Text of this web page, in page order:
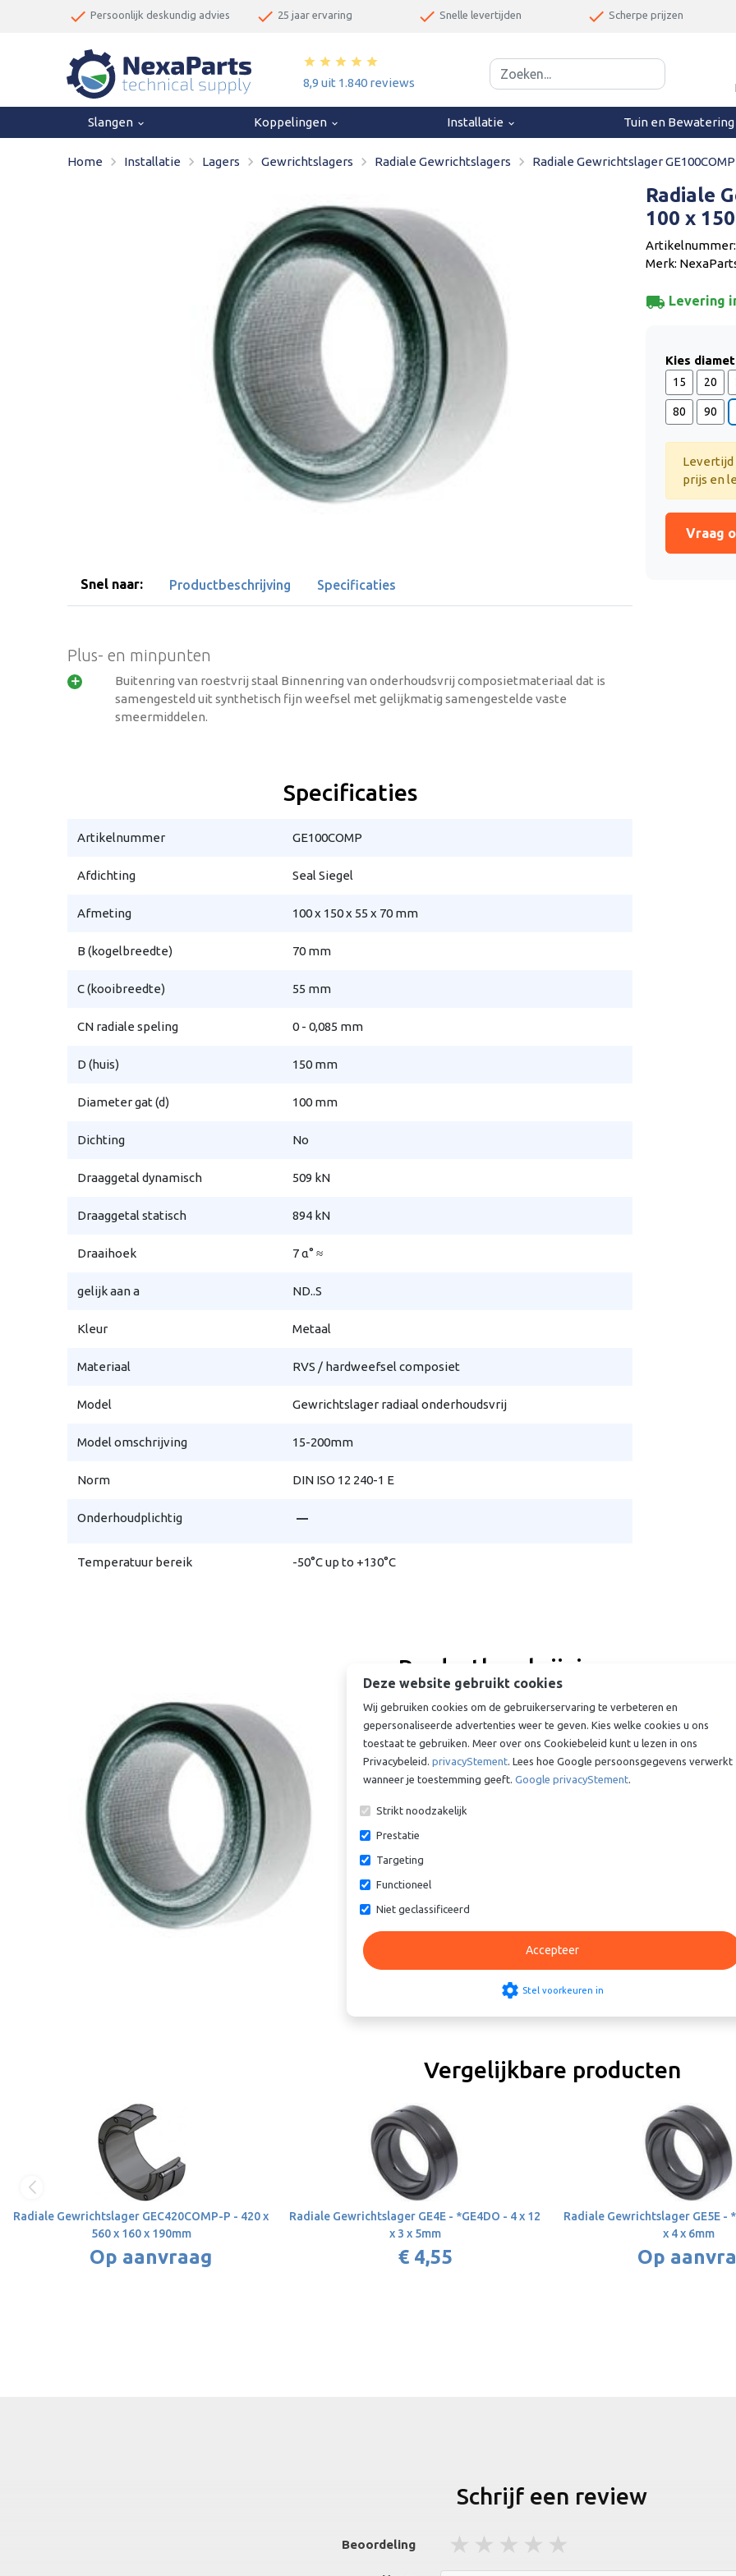
done Persoonlijk deskundig advies done 25 jaar ervaring done Snelle levertijden done Scherpe prijzen
star star star star star
8,9 uit 1.840 reviews
Slangen keyboard_arrow_down Koppelingen keyboard_arrow_down Installatie keyboard_arrow_down Tuin en Bewatering
Home navigate_next Installatie navigate_next Lagers navigate_next Gewrichtslagers navigate_next Radiale Gewrichtslagers navigate_next Radiale Gewrichtslager
Radiale
100 x
Artikelnummer:
Merk:
local_shipping Levering
Kies
15 20
80 90
Levertijd
prijs en
Vraag
Snel naar: Productbeschrijving Specificaties
Plus- en minpunten

Buitenring van roestvrij staal Binnenring van onderhoudsvrij composietmateriaal dat is
samengesteld uit synthetisch fijn weefsel met gelijkmatig samengestelde vaste
smeermiddelen.
Specificaties
Artikelnummer GE100COMP
Afdichting Seal Siegel
Afmeting 100 x 150 x 55 x 70 mm
B (kogelbreedte) 70 mm
C (kooibreedte) 55 mm
CN radiale speling 0 - 0,085 mm
D (huis) 150 mm
Diameter gat (d) 100 mm
Dichting No
Draaggetal dynamisch 509 kN
Draaggetal statisch 894 kN
Draaihoek 7 α° ≈
gelijk aan a ND..S
Kleur Metaal
Materiaal RVS / hardweefsel composiet
Model Gewrichtslager radiaal onderhoudsvrij
Model omschrijving 15-200mm
Norm DIN ISO 12 240-1 E
Onderhoudplichtig remove
Temperatuur bereik -50°C up to +130°C
Productbeschrijving
De GE100COMP - 100 x 150 x 55 x 70 mm is een
Levertijd & prijs onbekend. Vraag offerte aan voor prijs
Vergelijkbare producten
Radiale Gewrichtslager GEC420COMP-P - 420 x
560 x 160 x 190mm
Op aanvraag
Radiale Gewrichtslager GE4E - *GE4DO - 4 x 12
x 3 x 5mm
€ 4,55
Radiale Gewrichtslager GE5E -
x 4 x 6mm
Op
Schrijf een review
Beoordeling 4 stars
3 stars
2 stars
1 stars
Deze website gebruikt cookies
Wij gebruiken cookies om de gebruikerservaring te verbeteren en
gepersonaliseerde advertenties weer te geven. Kies welke cookies u ons
toestaat te gebruiken. Meer over ons Cookiebeleid kunt u lezen in ons
Privacybeleid. privacyStement. Lees hoe Google persoonsgegevens verwerkt
wanneer je toestemming geeft. Google privacyStement.
Strikt noodzakelijk
Prestatie
Targeting
Functioneel
Niet geclassificeerd
Accepteer
settings Stel voorkeuren in